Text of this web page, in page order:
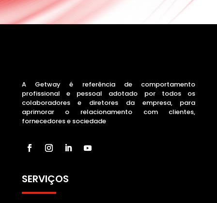
A Getway é referência de comportamento
profissional e pessoal adotado por todos os
colaboradores e diretores da empresa, para
aprimorar o relacionamento com clientes,
fornecedores e sociedade
SERVIÇOS